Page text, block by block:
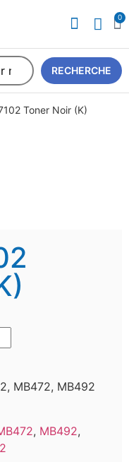
0
RECHERCHE
Toner Noir (K)
MB472, MB492
, MB492,